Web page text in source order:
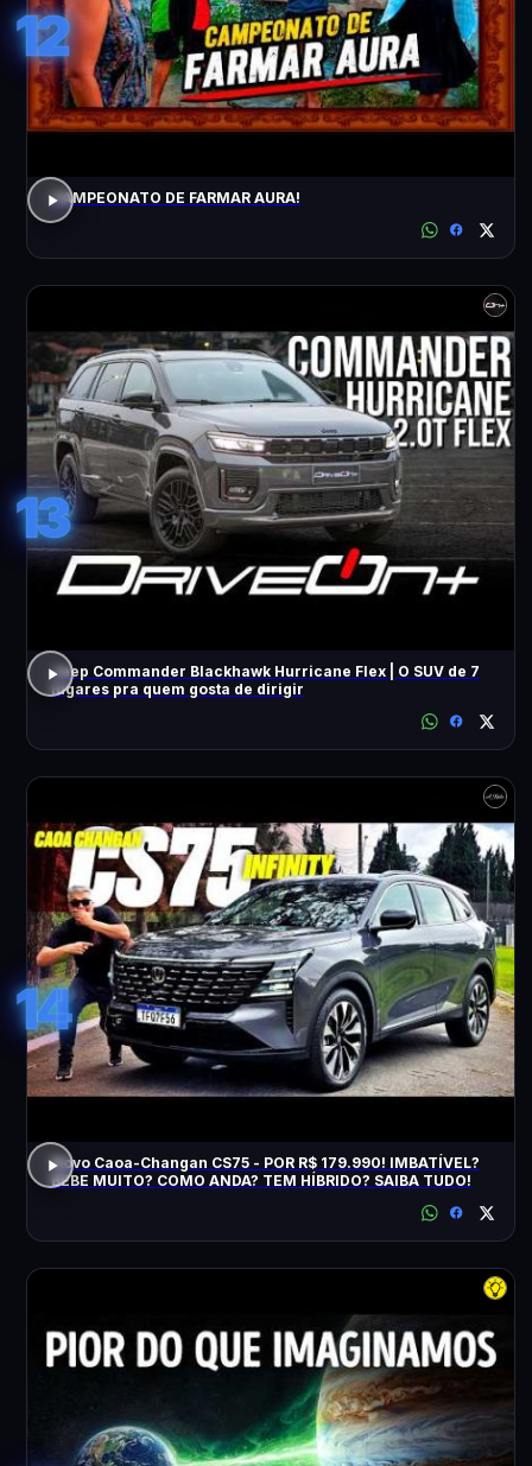
12
CAMPEONATO DE FARMAR AURA!
13
Jeep Commander Blackhawk Hurricane Flex | O SUV de 7
lugares pra quem gosta de dirigir
14
Novo Caoa-Changan CS75 - POR R$ 179.990! IMBATÍVEL?
BEBE MUITO? COMO ANDA? TEM HÍBRIDO? SAIBA TUDO!